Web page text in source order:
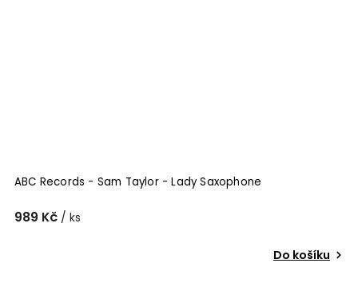
ABC Records - Sam Taylor - Lady Saxophone
989 Kč / ks
Do košíku